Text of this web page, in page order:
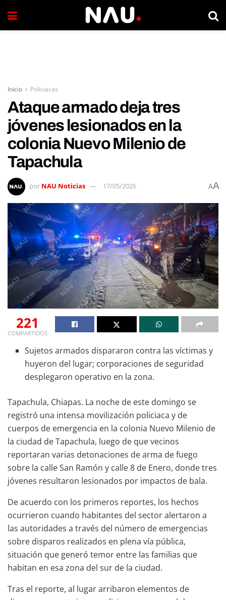
Inicio Policiacas
Ataque armado deja tres
jóvenes lesionados en la
colonia Nuevo Milenio de
Tapachula
por NAU Noticias 17/05/2026 AA
221
COMPARTIDOS
Sujetos armados dispararon contra las víctimas y
huyeron del lugar; corporaciones de seguridad
desplegaron operativo en la zona.
Tapachula, Chiapas. La noche de este domingo se
registró una intensa movilización policiaca y de
cuerpos de emergencia en la colonia Nuevo Milenio de
la ciudad de Tapachula, luego de que vecinos
reportaran varias detonaciones de arma de fuego
sobre la calle San Ramón y calle 8 de Enero, donde tres
jóvenes resultaron lesionados por impactos de bala.
De acuerdo con los primeros reportes, los hechos
ocurrieron cuando habitantes del sector alertaron a
las autoridades a través del número de emergencias
sobre disparos realizados en plena vía pública,
situación que generó temor entre las familias que
habitan en esa zona del sur de la ciudad.
Tras el reporte, al lugar arribaron elementos de